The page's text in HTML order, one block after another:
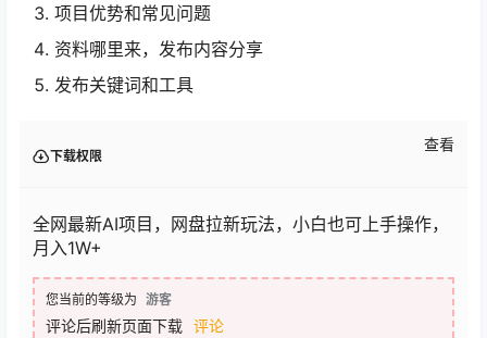
项目优势和常见问题
资料哪里来，发布内容分享
发布关键词和工具
下载权限
查看
全网最新AI项目，网盘拉新玩法，小白也可上手操作，
月入1W+
您当前的等级为 游客
评论后刷新页面下载 评论